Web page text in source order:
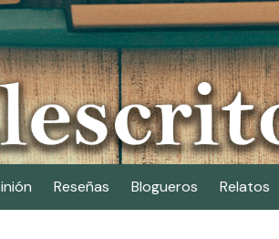
Reseñas Blogueros Relatos